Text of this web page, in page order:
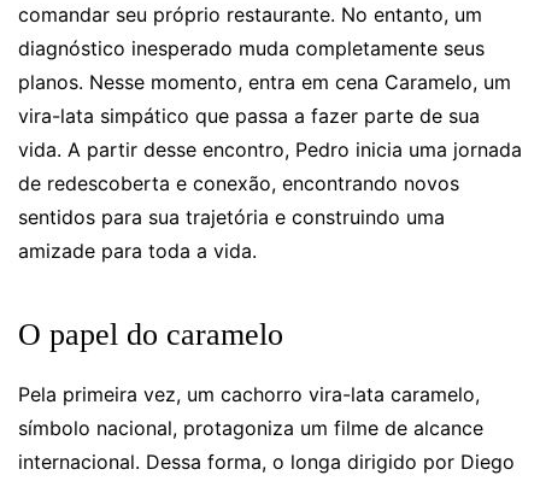
comandar seu próprio restaurante. No entanto, um
diagnóstico inesperado muda completamente seus
planos. Nesse momento, entra em cena Caramelo, um
vira-lata simpático que passa a fazer parte de sua
vida. A partir desse encontro, Pedro inicia uma jornada
de redescoberta e conexão, encontrando novos
sentidos para sua trajetória e construindo uma
amizade para toda a vida.
O papel do caramelo
Pela primeira vez, um cachorro vira-lata caramelo,
símbolo nacional, protagoniza um filme de alcance
internacional. Dessa forma, o longa dirigido por Diego